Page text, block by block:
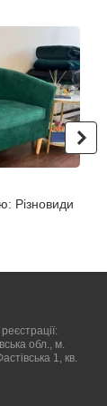
Різновиди
обл., м.
1, кв.